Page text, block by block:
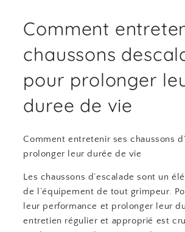
Comment
chaussons
pour prolonger
duree de vie
Comment entretenir ses chaussons
prolonger leur durée de vie
Les chaussons d’escalade sont un
de l’équipement de tout grimpeur.
leur performance et prolonger leur
entretien régulier et approprié est